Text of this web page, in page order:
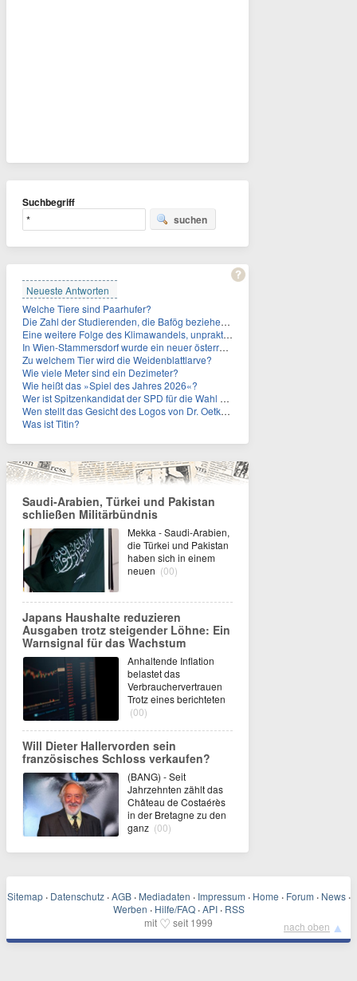
Suchbegriff
suchen
Neueste Antworten
Welche Tiere sind Paarhufer?
Die Zahl der Studierenden, die Bafög beziehen, sinkt. Woran liegt das?
Eine weitere Folge des Klimawandels, unpraktisch für Urlauber: Wo fehlt mittlerweile sogar das Trinkwasser?
In Wien-Stammersdorf wurde ein neuer österreichischer Temperaturrekord gemessen. Wie hoch war die Temperatur?
Zu welchem Tier wird die Weidenblattlarve?
Wie viele Meter sind ein Dezimeter?
Wie heißt das »Spiel des Jahres 2026«?
Wer ist Spitzenkandidat der SPD für die Wahl zum Berliner Abgeordnetenhaus im September 2026?
Wen stellt das Gesicht des Logos von Dr. Oetker dar?
Was ist Titin?
Saudi-Arabien, Türkei und Pakistan
schließen Militärbündnis
Mekka - Saudi-Arabien,
die Türkei und Pakistan
haben sich in einem
neuen (00)
Japans Haushalte reduzieren
Ausgaben trotz steigender Löhne: Ein
Warnsignal für das Wachstum
Anhaltende Inflation
belastet das
Verbrauchervertrauen
Trotz eines berichteten
(00)
Will Dieter Hallervorden sein
französisches Schloss verkaufen?
(BANG) - Seit
Jahrzehnten zählt das
Château de Costaérès
in der Bretagne zu den
ganz (00)
Sitemap · Datenschutz · AGB · Mediadaten · Impressum · Home · Forum · News ·
Werben · Hilfe/FAQ · API · RSS
mit ♡ seit 1999 nach oben ▲